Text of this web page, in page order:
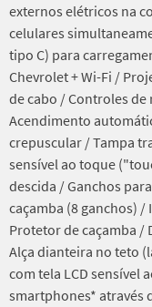
externos elétricos na
celulares
tipo C) para
Chevrolet + Wi-Fi /
de cabo / Controles
Acendimento
crepuscular / Tampa
sensível ao toque
descida / Ganchos
caçamba (8 ganchos)
Protetor de caçamba /
Alça dianteira no teto
com tela LCD sensível
smartphones* através